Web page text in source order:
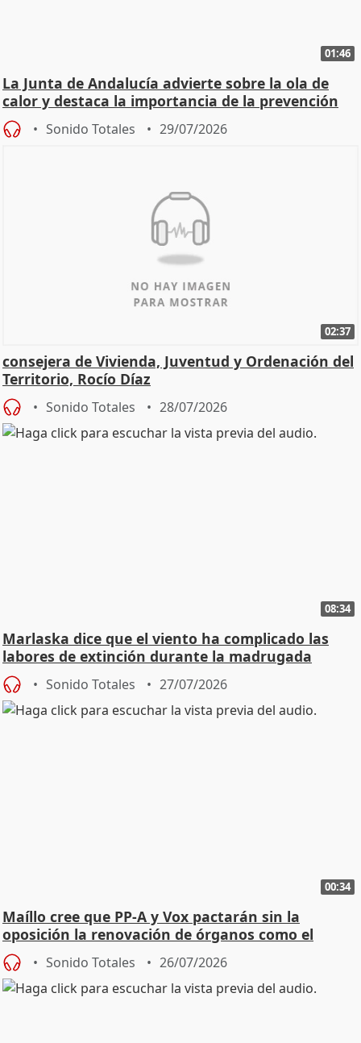
01:46
La Junta de Andalucía advierte sobre la ola de
calor y destaca la importancia de la prevención
Sonido Totales 29/07/2026
02:37
consejera de Vivienda, Juventud y Ordenación del
Territorio, Rocío Díaz
Sonido Totales 28/07/2026
08:34
Marlaska dice que el viento ha complicado las
labores de extinción durante la madrugada
Sonido Totales 27/07/2026
00:34
Maíllo cree que PP-A y Vox pactarán sin la
oposición la renovación de órganos como el
Defensor
Sonido Totales 26/07/2026